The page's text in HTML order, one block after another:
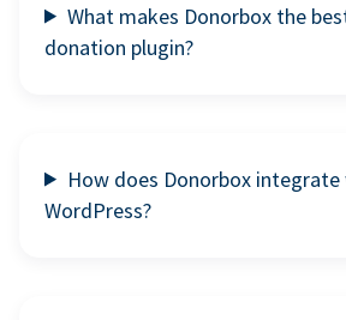
What makes Donorbox the
donation plugin?
How does Donorbox
WordPress?